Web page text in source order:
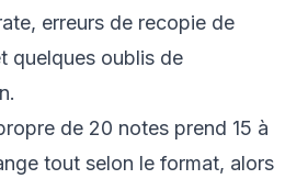
erreurs de recopie de
quelques oublis de
de 20 notes prend 15 à
tout selon le format, alors